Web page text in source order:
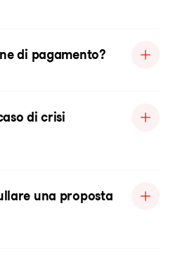
di pagamento?
di crisi
una proposta